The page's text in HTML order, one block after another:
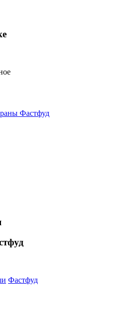
Фастфуд
Фастфуд